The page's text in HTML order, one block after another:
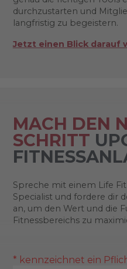
durchzustarten und
langfristig zu begeistern.
Jetzt einen Blick darauf
MACH DEN
SCHRITT
Spreche mit einem Life
Specialist und fordere dir
an, um den Wert und die
Fitnessbereichs zu